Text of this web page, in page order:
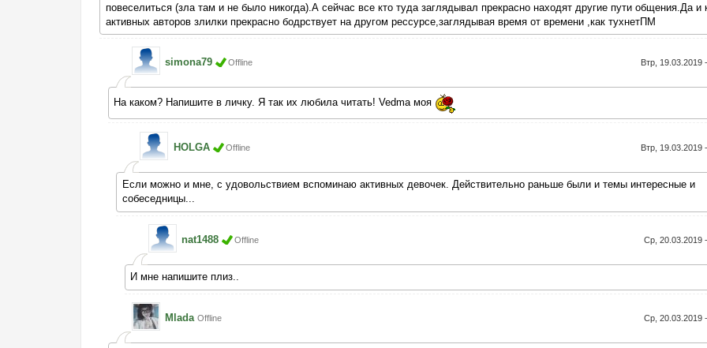
повеселиться (зла там и не было никогда).А сейчас все кто туда заглядывал прекрасно находят другие пути общения.Да и
активных авторов злилки прекрасно бодрствует на другом рессурсе,заглядывая время от времени ,как тухнетПМ
simona79 Offline Втр, 19.03.2019
На каком? Напишите в личку. Я так их любила читать! Vedma моя
HOLGA Offline Втр, 19.03.2019
Если можно и мне, с удовольствием вспоминаю активных девочек. Действительно раньше были и темы интересные и
собеседницы...
nat1488 Offline Ср, 20.03.2019
И мне напишите плиз..
Mlada Offline Ср, 20.03.2019